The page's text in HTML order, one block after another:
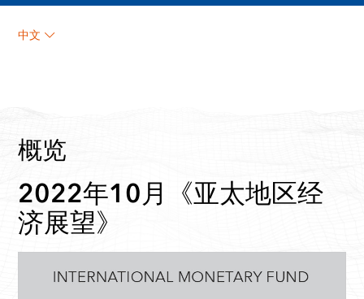
中文
概览
2022年10月《亚太地区经
济展望》